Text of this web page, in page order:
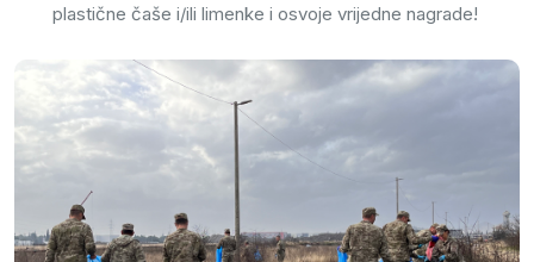
plastične čaše i/ili limenke i osvoje vrijedne nagrade!